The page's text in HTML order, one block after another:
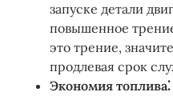
запуске детали
повышенное
это трение,
продлевая срок
Экономия топлива⁚